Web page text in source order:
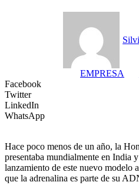
EMPRESA
Facebook
Twitter
LinkedIn
WhatsApp
Hace poco menos de un año, la
presentaba mundialmente en India
lanzamiento de este nuevo modelo
que la adrenalina es parte de su